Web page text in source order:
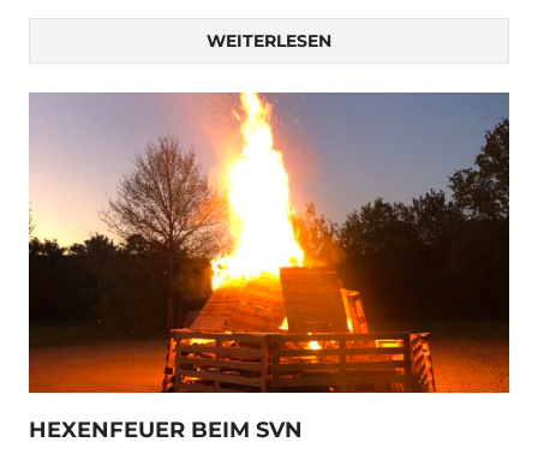
WEITERLESEN
HEXENFEUER BEIM SVN